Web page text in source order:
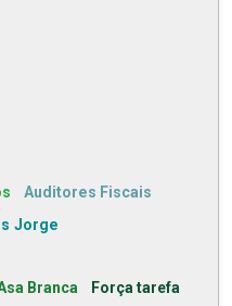
Auditores Fiscais
Jorge
Branca Força tarefa